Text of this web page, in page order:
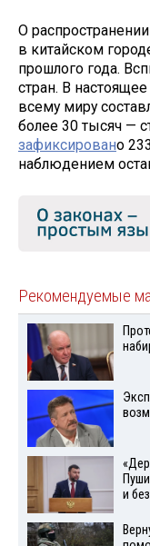
О
в китайском
прошлого года.
стран. В
всему миру
более 30 тысяч —
зафиксировано
наблюдением
Рекомендуемые
и